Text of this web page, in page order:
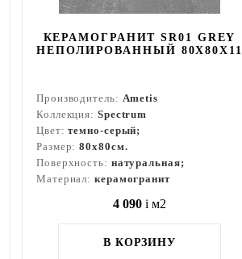
КЕРАМОГРАНИТ SR01 GREY
НЕПОЛИРОВАННЫЙ 80X80Х11
Производитель: Ametis
Коллекция: Spectrum
Цвет:темно-серый;
Размер:80x80см.
Поверхность: натуральная;
Материал: керамогранит
4 090 i м2
В КОРЗИНУ